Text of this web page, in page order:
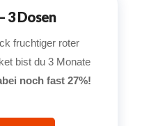
3 Dosen
fruchtiger roter
bist du 3 Monate
noch fast 27%!